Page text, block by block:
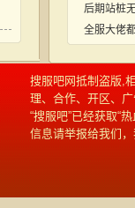
后期站桩
全服大佬
搜服吧网抵制盗版,
理、合作、开区、
“搜服吧”已经获取“
信息请举报给我们